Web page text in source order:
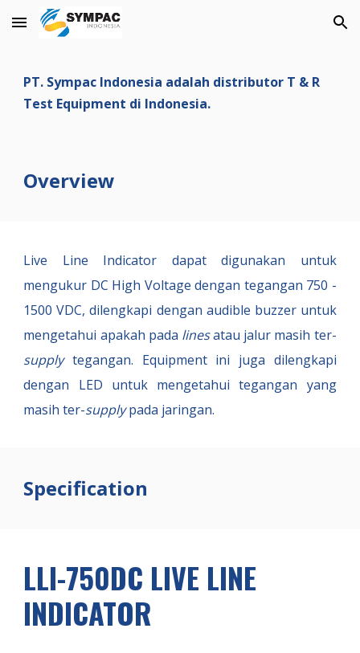
Skip to main content Skip to navigation
PT. Sympac Indonesia adalah distributor T & R
Test Equipment di Indonesia.
Overview
Live Line Indicator dapat digunakan untuk
mengukur DC High Voltage dengan tegangan 750 -
1500 VDC, dilengkapi dengan audible buzzer untuk
mengetahui apakah pada linesatau jalur masih ter-
supplytegangan. Equipment ini juga dilengkapi
dengan LED untuk mengetahui tegangan yang
masih ter-supplypada jaringan.
Specification
LLI-750DC LIVE LINE
INDICATOR